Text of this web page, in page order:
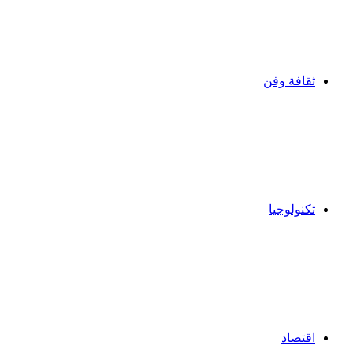
ثقافة وفن
تكنولوجيا
اقتصاد